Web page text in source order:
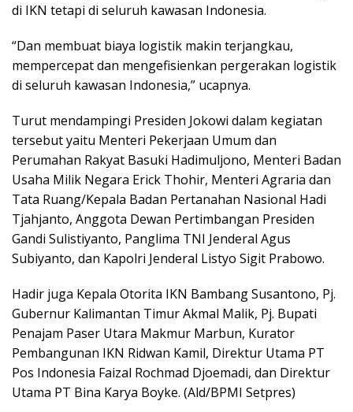
di IKN tetapi di seluruh kawasan Indonesia.
“Dan membuat biaya logistik makin terjangkau,
mempercepat dan mengefisienkan pergerakan logistik
di seluruh kawasan Indonesia,” ucapnya.
Turut mendampingi Presiden Jokowi dalam kegiatan
tersebut yaitu Menteri Pekerjaan Umum dan
Perumahan Rakyat Basuki Hadimuljono, Menteri Badan
Usaha Milik Negara Erick Thohir, Menteri Agraria dan
Tata Ruang/Kepala Badan Pertanahan Nasional Hadi
Tjahjanto, Anggota Dewan Pertimbangan Presiden
Gandi Sulistiyanto, Panglima TNI Jenderal Agus
Subiyanto, dan Kapolri Jenderal Listyo Sigit Prabowo.
Hadir juga Kepala Otorita IKN Bambang Susantono, Pj.
Gubernur Kalimantan Timur Akmal Malik, Pj. Bupati
Penajam Paser Utara Makmur Marbun, Kurator
Pembangunan IKN Ridwan Kamil, Direktur Utama PT
Pos Indonesia Faizal Rochmad Djoemadi, dan Direktur
Utama PT Bina Karya Boyke. (Ald/BPMI Setpres)